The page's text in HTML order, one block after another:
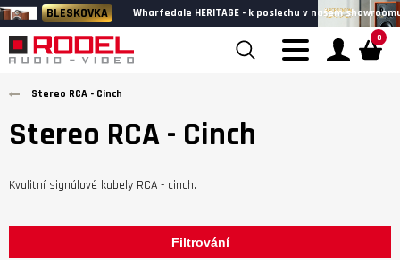
BLESKOVKA Wharfedale HERITAGE - k poslechu v našem showroomu
0
Stereo RCA - Cinch
Stereo RCA - Cinch
Kvalitní signálové kabely RCA - cinch.
Filtrování